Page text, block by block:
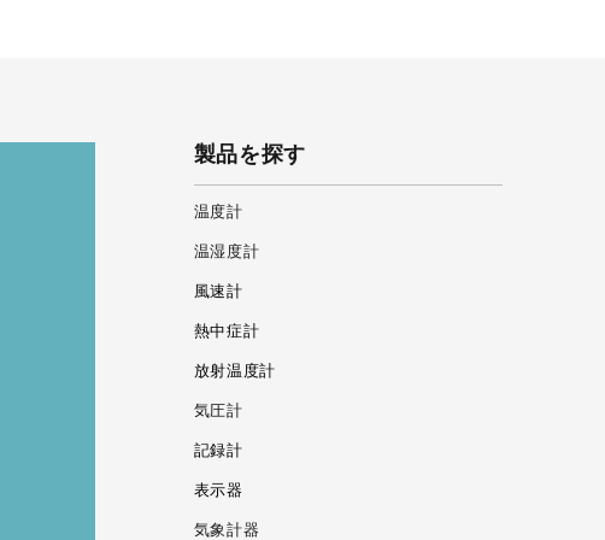
製品を探す
温度計
温湿度計
風速計
熱中症計
放射温度計
気圧計
記録計
表示器
気象計器